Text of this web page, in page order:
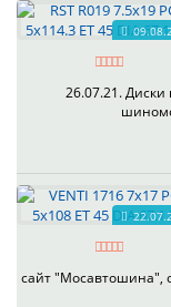
26.07.21.
сайт "Мосавтошина",